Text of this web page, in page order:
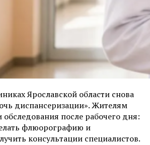
Ярославской области снова
диспансеризации». Жителям
после рабочего дня:
флюорографию и
консультации специалистов.